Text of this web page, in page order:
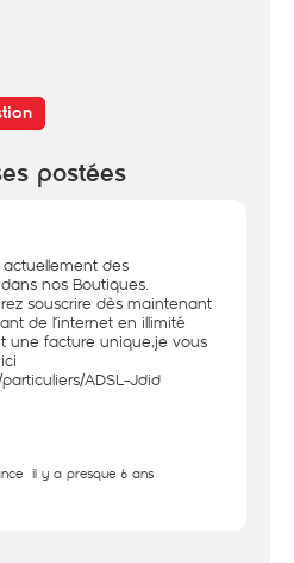
postées
des
nos Boutiques.
souscrire dès maintenant
de l’internet en illimité
une facture unique,je vous
ADSL-Jdid
il y a presque 6 ans